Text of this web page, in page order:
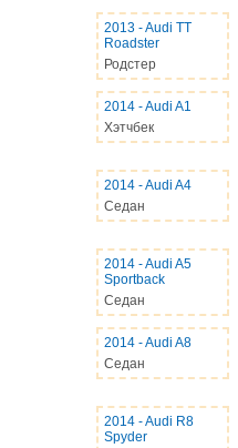
2013-Audi TT
Roadster
Родстер
2014-Audi A1
Хэтчбек
2014-Audi A4
Седан
2014-Audi A5
Sportback
Седан
2014-Audi A8
Седан
2014-Audi R8
Spyder